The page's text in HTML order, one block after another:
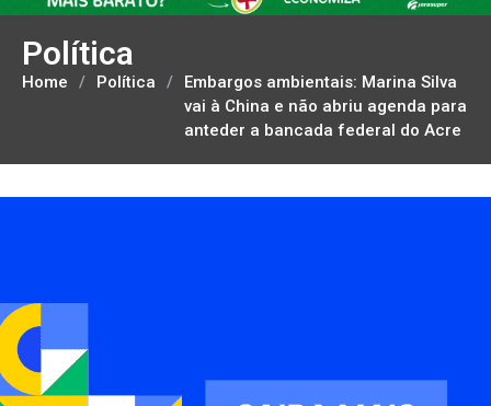
Política
Home / Política /
Embargos ambientais: Marina Silva
vai à China e não abriu agenda para
anteder a bancada federal do Acre